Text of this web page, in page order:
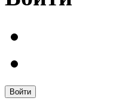
Войти